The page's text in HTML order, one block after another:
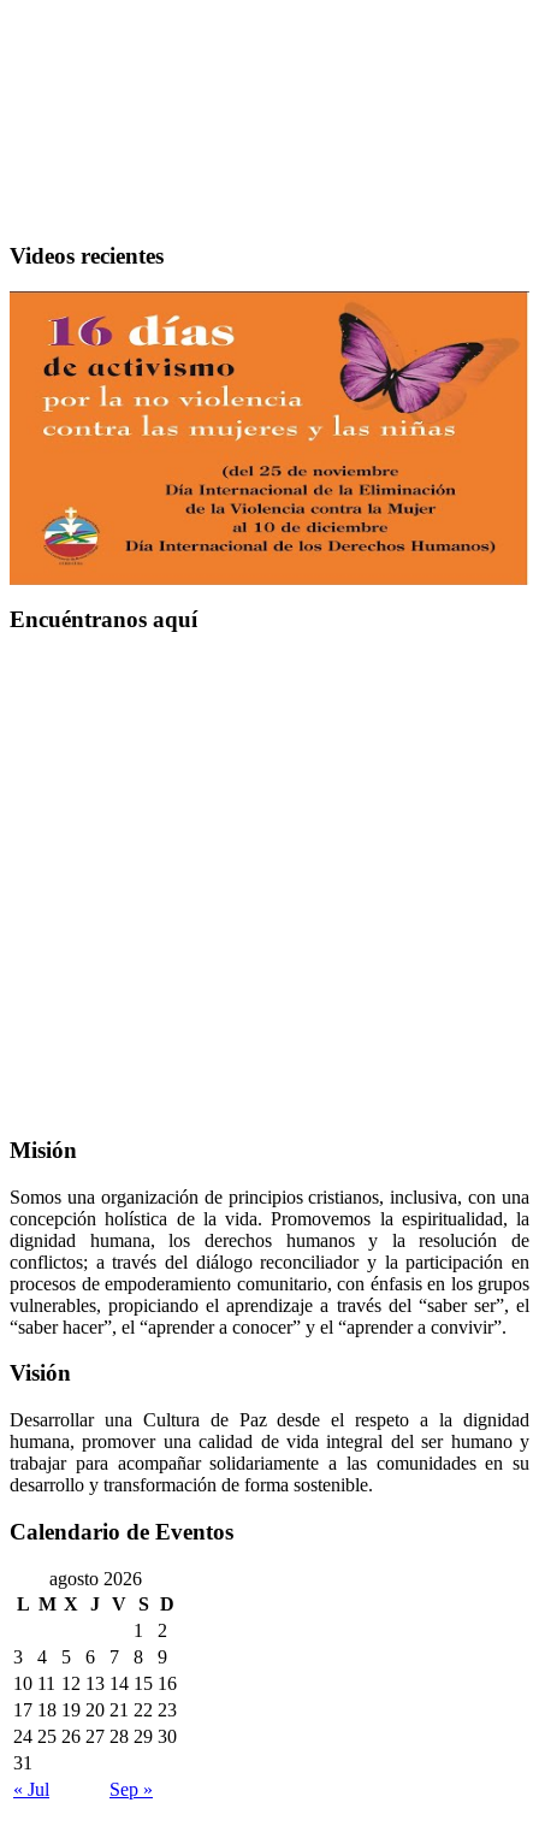
Videos recientes
Encuéntranos aquí
Misión
Somos una organización de principios cristianos, inclusiva, con una
concepción holística de la vida. Promovemos la espiritualidad, la
dignidad humana, los derechos humanos y la resolución de
conflictos; a través del diálogo reconciliador y la participación en
procesos de empoderamiento comunitario, con énfasis en los grupos
vulnerables, propiciando el aprendizaje a través del “saber ser”, el
“saber hacer”, el “aprender a conocer” y el “aprender a convivir”.
Visión
Desarrollar una Cultura de Paz desde el respeto a la dignidad
humana, promover una calidad de vida integral del ser humano y
trabajar para acompañar solidariamente a las comunidades en su
desarrollo y transformación de forma sostenible.
Calendario de Eventos
agosto 2026
L M X J V S D
1
2
3
4 5 6 7 8
9
10 11 12 13 14 15 16
17 18 19 20 21 22 23
24 25 26 27 28 29 30
31
« Jul
Sep »